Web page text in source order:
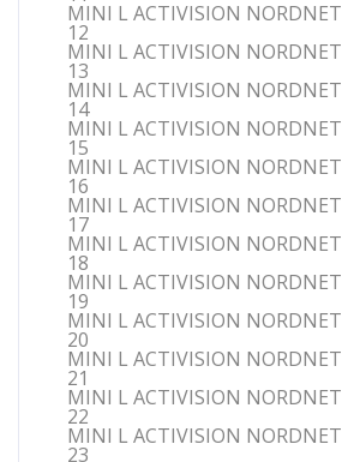
MINI L ACTIVISION NORDNET
12
MINI L ACTIVISION NORDNET
13
MINI L ACTIVISION NORDNET
14
MINI L ACTIVISION NORDNET
15
MINI L ACTIVISION NORDNET
16
MINI L ACTIVISION NORDNET
17
MINI L ACTIVISION NORDNET
18
MINI L ACTIVISION NORDNET
19
MINI L ACTIVISION NORDNET
20
MINI L ACTIVISION NORDNET
21
MINI L ACTIVISION NORDNET
22
MINI L ACTIVISION NORDNET
23